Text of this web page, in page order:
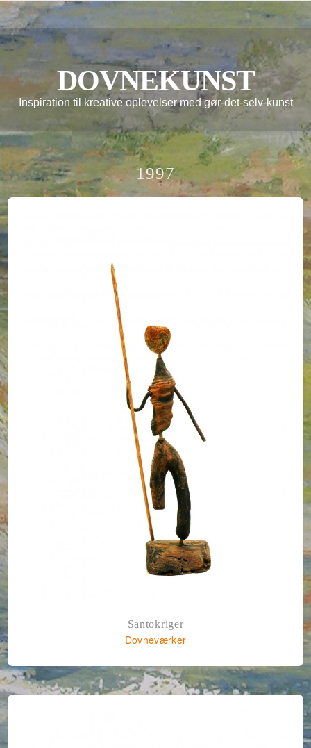
DOVNEKUNST
Inspiration til kreative oplevelser med gør-det-selv-kunst
1997
Santokriger
Dovneværker